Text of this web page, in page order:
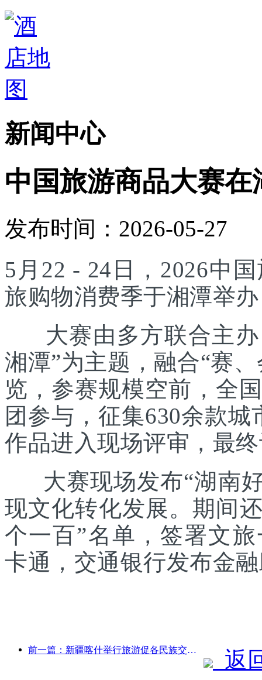
新闻中心
中国旅游商品大赛
发布时间：2026-05-27
5月22 - 24日，2026中
旅购物消费季于湘潭举
大赛由多方联合主办
湘潭”为主题，融合“赛
览，参赛规模空前，全
团参与，征集630余款
作品进入现场评审，最
大赛现场发布“湖南好
现文化转化发展。期间
个一百”名单，签署文
卡通，交通银行发布金
前一篇：新疆喀什举行旅游促各民族交流推广活动 返